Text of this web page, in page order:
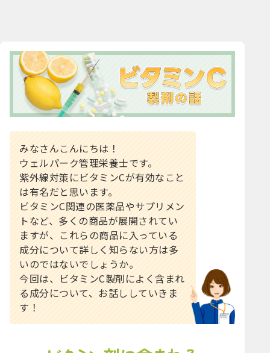
みなさんこんにちは！
ウェルパーク管理栄養士です。
紫外線対策にビタミンCが有効なこと
は有名だと思います。
ビタミンC関連の医薬品やサプリメン
トなど、多くの商品が展開されてい
ますが、これらの商品に入っている
成分について詳しく知らない方は多
いのではないでしょうか。
今回は、ビタミンC製剤によく含まれ
る成分について、お話ししていきま
す！